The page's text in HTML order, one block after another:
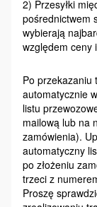
2) Przesyłki
pośrednictwem
wybierają
względem ceny
Po przekazaniu
automatycznie
listu
mailową lub na
zamówienia).
automatyczny
po złożeniu
trzeci z
Proszę